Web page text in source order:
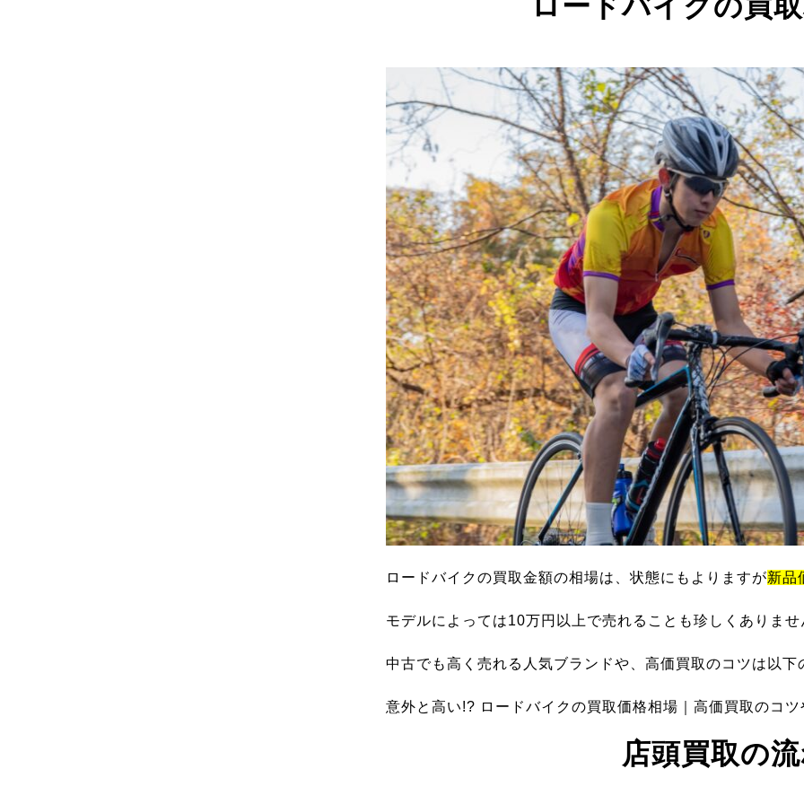
ロードバイクの買取金額の相場は、状態にもよりますが新品
モデルによっては10万円以上で売れることも珍しくありませ
中古でも高く売れる人気ブランドや、高価買取のコツは以
意外と高い!? ロードバイクの買取価格相場｜高価買取のコ
店頭買取の